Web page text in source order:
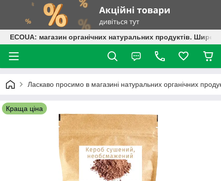
ECOUA: магазин органічних натуральних продуктів.
Ласкаво просимо в магазині натуральних органічних
Краща ціна